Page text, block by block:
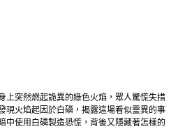
上突然燃起詭異的綠色火焰，眾人驚慌失措
現火焰起因於白磷，揭露這場看似靈異的事
中使用白磷製造恐慌，背後又隱藏著怎樣的